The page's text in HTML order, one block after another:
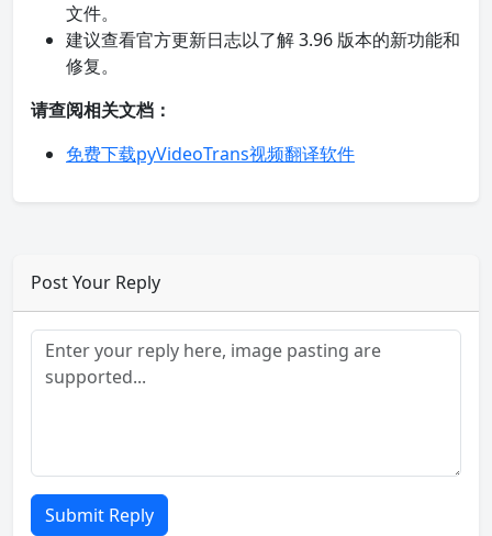
文件。
建议查看官方更新日志以了解 3.96 版本的新功能和
修复。
请查阅相关文档：
免费下载pyVideoTrans视频翻译软件
Post Your Reply
Submit Reply